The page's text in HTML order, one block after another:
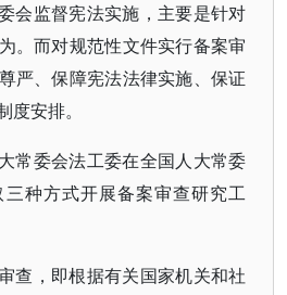
会监督宪法实施，主要是针对
。而对规范性文件实行备案审
严、保障宪法法律实施、保证
安排。
常委会法工委在全国人大常委
种方式开展备案审查研究工
查，即根据有关国家机关和社